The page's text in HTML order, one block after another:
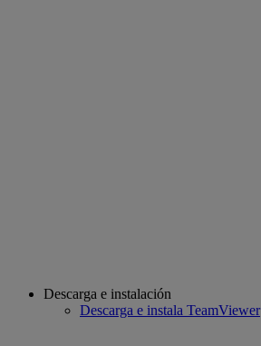
Descarga e instalación
Descarga e instala TeamViewer